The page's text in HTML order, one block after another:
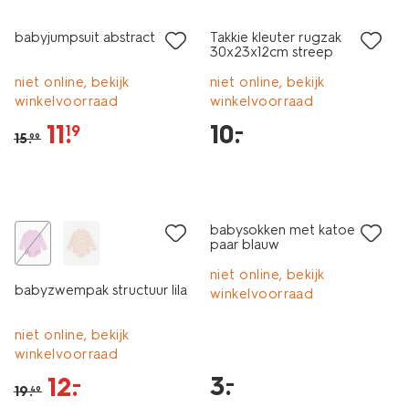
babyjumpsuit abstract bruin
niet online, bekijk
winkelvoorraad
15.99 11.
19
Takkie kleuter rugzak
30x23x12cm streep
niet online, bekijk
winkelvoorraad
10.
–
babyzwempak structuur lila
niet online, bekijk
winkelvoorraad
19.49 12.
–
babysokken met katoen - 5
paar blauw
niet online, bekijk
winkelvoorraad
3.
–